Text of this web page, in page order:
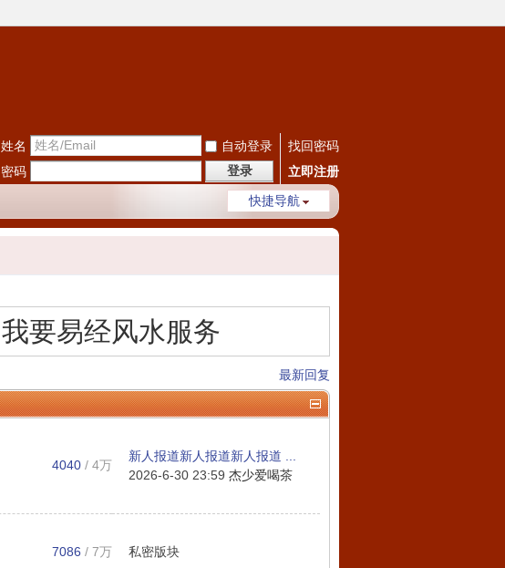
姓名 自动登录
找回密码
密码
登录
立即注册
快捷导航
我要易经风水服务
最新回复
4040 / 4万
新人报道新人报道新人报道 ...
2026-6-30 23:59 杰少爱喝茶
7086 / 7万 私密版块